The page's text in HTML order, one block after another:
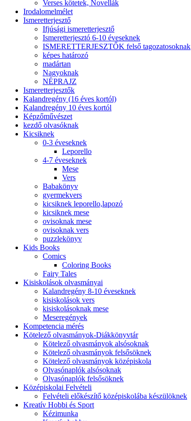
Verses kötetek, Novellák
Irodalomelmélet
Ismeretterjesztő
Ifjúsági ismeretterjesztő
Ismeretterjesztó 6-10 éveseknek
ISMERETTERJESZTŐK felső tagozatosoknak
képes határozó
madártan
Nagyoknak
NÉPRAJZ
Ismeretterjesztők
Kalandregény (16 éves kortól)
Kalandregény 10 éves kortól
Képzőművészet
kezdő olvasóknak
Kicsiknek
0-3 éveseknek
Leporello
4-7 éveseknek
Mese
Vers
Babakönyv
gyermekvers
kicsiknek leporello,lapozó
kicsiknek mese
ovisoknak mese
ovisoknak vers
puzzlekönyv
Kids Books
Comics
Coloring Books
Fairy Tales
Kisiskolások olvasmányai
Kalandregény 8-10 éveseknek
kisiskolások vers
kisiskolásoknak mese
Meseregények
Kompetencia mérés
Kötelező olvasmányok-Diákkönyvtár
Kötelező olvasmányok alsósoknak
Kötelező olvasmányok felsősöknek
Kötelező olvasmányok középiskola
Olvasónaplók alsósoknak
Olvasónaplók felsősöknek
Középiskolai Felvételi
Felvételi előkészítő középiskolába készülöknek
Kreatív Hobbi és Sport
Kézimunka